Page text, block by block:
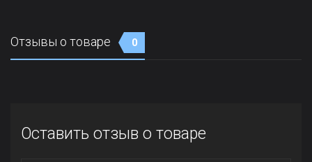
Отзывы о товаре 0
Оставить отзыв о товаре